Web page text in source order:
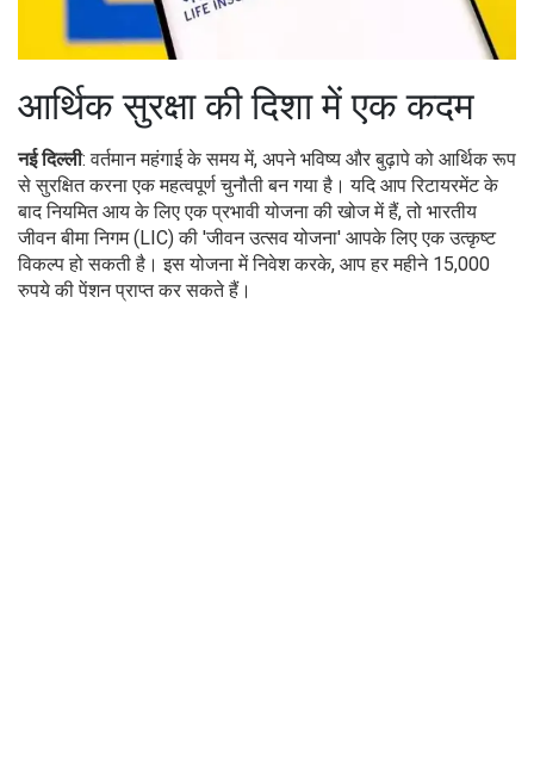
आर्थिक सुरक्षा की दिशा में एक कदम
नई दिल्ली: वर्तमान महंगाई के समय में, अपने भविष्य और बुढ़ापे को आर्थिक रूप
से सुरक्षित करना एक महत्वपूर्ण चुनौती बन गया है। यदि आप रिटायरमेंट के
बाद नियमित आय के लिए एक प्रभावी योजना की खोज में हैं, तो भारतीय
जीवन बीमा निगम (LIC) की 'जीवन उत्सव योजना' आपके लिए एक उत्कृष्ट
विकल्प हो सकती है। इस योजना में निवेश करके, आप हर महीने 15,000
रुपये की पेंशन प्राप्त कर सकते हैं।